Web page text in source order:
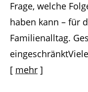
Frage, welche
haben kann – für
Familienalltag.
[ mehr ]